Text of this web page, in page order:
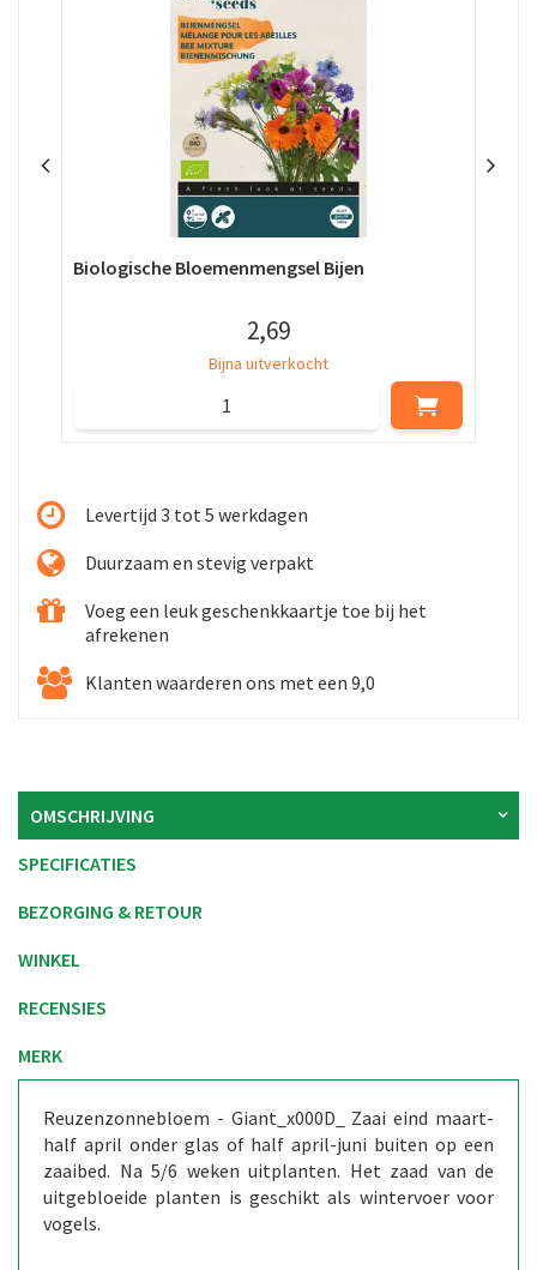
Biologische Bloemenmengsel Bijen
2,69
Bijna uitverkocht
Levertijd 3 tot 5 werkdagen
Duurzaam en stevig verpakt
Voeg een leuk geschenkkaartje toe bij het
afrekenen
Klanten waarderen ons met een 9,0
OMSCHRIJVING
SPECIFICATIES
BEZORGING & RETOUR
WINKEL
RECENSIES
MERK
Reuzenzonnebloem - Giant_x000D_ Zaai eind maart-
half april onder glas of half april-juni buiten op een
zaaibed. Na 5/6 weken uitplanten. Het zaad van de
uitgebloeide planten is geschikt als wintervoer voor
vogels.